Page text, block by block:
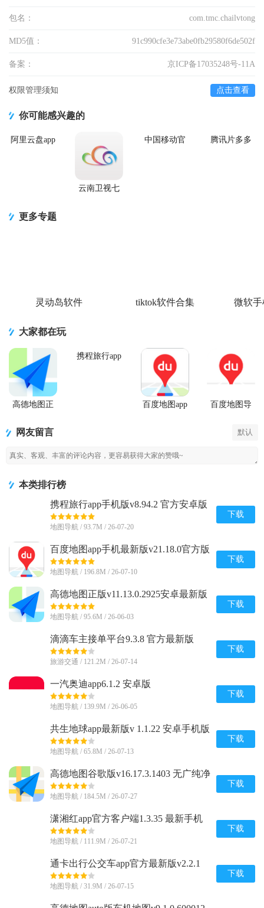
包名： com.tmc.chailvtong
MD5值： 91c990cfe3e73abe0fb29580f6de502f
备案： 京ICP备17035248号-11A
权限管理须知 点击查看
你可能感兴趣的
阿里云盘app
云南卫视七
中国移动官
腾讯片多多
更多专题
灵动岛软件 tiktok软件合集 微软手
大家都在玩
高德地图正
携程旅行app
百度地图app
百度地图导
网友留言 默认
本类排行榜
携程旅行app手机版v8.94.2 官方安卓版
地图导航 / 93.7M / 26-07-20
下载
百度地图app手机最新版v21.18.0官方版
地图导航 / 196.8M / 26-07-10
下载
高德地图正版v11.13.0.2925安卓最新版
地图导航 / 95.6M / 26-06-03
下载
滴滴车主接单平台9.3.8 官方最新版
旅游交通 / 121.2M / 26-07-14
下载
一汽奥迪app6.1.2 安卓版
地图导航 / 139.9M / 26-06-05
下载
共生地球app最新版v 1.1.22 安卓手机版
地图导航 / 65.8M / 26-07-13
下载
高德地图谷歌版v16.17.3.1403 无广纯净
版
地图导航 / 184.5M / 26-07-27
下载
潇湘红app官方客户端1.3.35 最新手机
版
地图导航 / 111.9M / 26-07-21
下载
通卡出行公交车app官方最新版v2.2.1
正版
地图导航 / 31.9M / 26-07-15
下载